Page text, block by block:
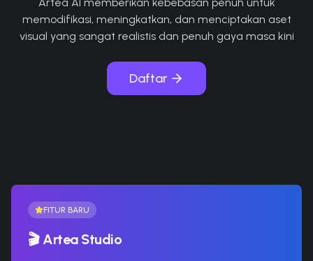
memodifikasi, meningkatkan, dan menciptakan aset
visual yang sangat realistis dan penuh gaya masa kini
Daftar
FITUR BARU
🎬 Artea Studio